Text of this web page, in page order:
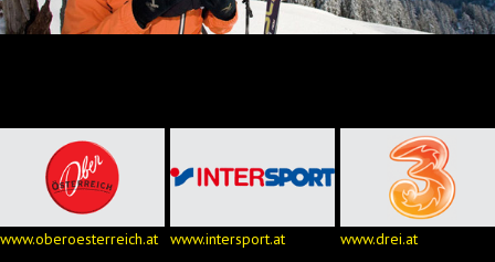
www.oberoesterreich.at www.intersport.at www.drei.at